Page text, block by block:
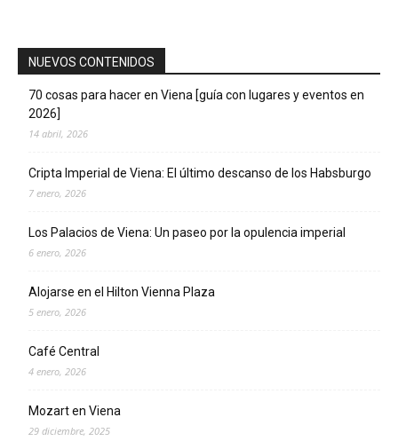
NUEVOS CONTENIDOS
70 cosas para hacer en Viena [guía con lugares y eventos en
2026]
14 abril, 2026
Cripta Imperial de Viena: El último descanso de los Habsburgo
7 enero, 2026
Los Palacios de Viena: Un paseo por la opulencia imperial
6 enero, 2026
Alojarse en el Hilton Vienna Plaza
5 enero, 2026
Café Central
4 enero, 2026
Mozart en Viena
29 diciembre, 2025